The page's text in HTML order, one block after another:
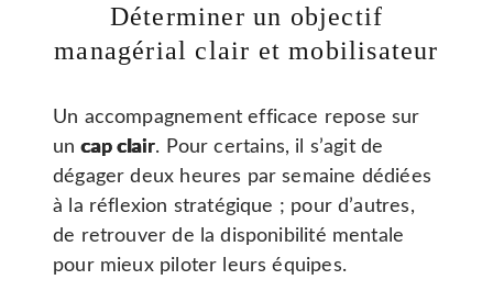
Déterminer un objectif
managérial clair et mobilisateur
Un accompagnement efficace repose sur
uncap clair. Pour certains, il s’agit de
dégager deux heures par semaine dédiées
à la réflexion stratégique ; pour d’autres,
de retrouver de la disponibilité mentale
pour mieux piloter leurs équipes.